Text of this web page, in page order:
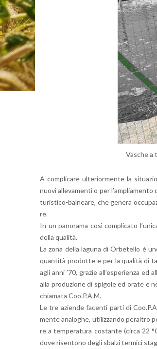
Va­sche a
A com­pli­ca­re ul­te­rior­men­te la
nuovi al­le­va­men­ti o per
tu­ri­sti­co-bal­nea­re, che ge­ne­ra
re.
In un pa­no­ra­ma così com­pli­ca­to
della qua­li­tà.
La zona della la­gu­na di Or­be­tel­lo è
quan­ti­tà pro­dot­te e per la qua­li­tà di
agli anni ’70, gra­zie al­l’e­spe­rien­za
alla pro­du­zio­ne di spi­go­le ed orate e
chia­ma­ta Coo.P.A.M.
Le tre azien­de fa­cen­ti parti di
men­te ana­lo­ghe, uti­liz­zan­do pe­ral­tro
re a tem­pe­ra­tu­ra co­stan­te (circa 22
dove ri­sen­to­no degli sbal­zi ter­mi­ci